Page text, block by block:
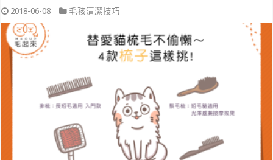
2018-06-08 毛孩清潔技巧